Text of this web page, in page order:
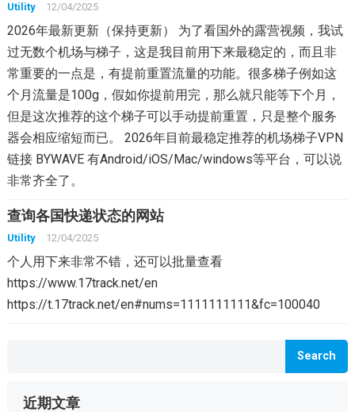
Utility 12/04/2025
2026年最新更新（保持更新） 为了看国外的露营视频，我试
过无数个机场与梯子，这是我目前用下来最稳定的，而且非
常重要的一点是，有提前重置流量的功能。很多梯子例如这
个月流量是100g，假如你提前用完，那么就只能等下个月，
但是这次推荐的这个梯子可以手动提前重置，只是整个服务
器会相应缩短而已。 2026年目前最稳定推荐的机场梯子VPN
链接 BYWAVE 有Android/iOS/Mac/windows等平台，可以说
非常齐全了。
查询各国快递状态的网站
Utility 12/04/2025
个人用下来非常不错，还可以批量查看
https://www.17track.net/en
https://t.17track.net/en#nums=1111111111&fc=100040
Search
近期文章